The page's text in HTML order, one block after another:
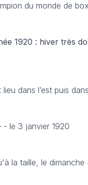
du monde de
1920 : hiver très
dans l’est puis
- le 3 janvier 1920
la taille, le dimanche